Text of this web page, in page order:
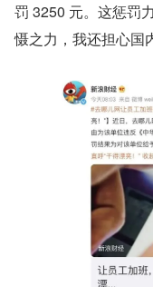
罚 3250 元。这惩罚
慑之力，我还担心国